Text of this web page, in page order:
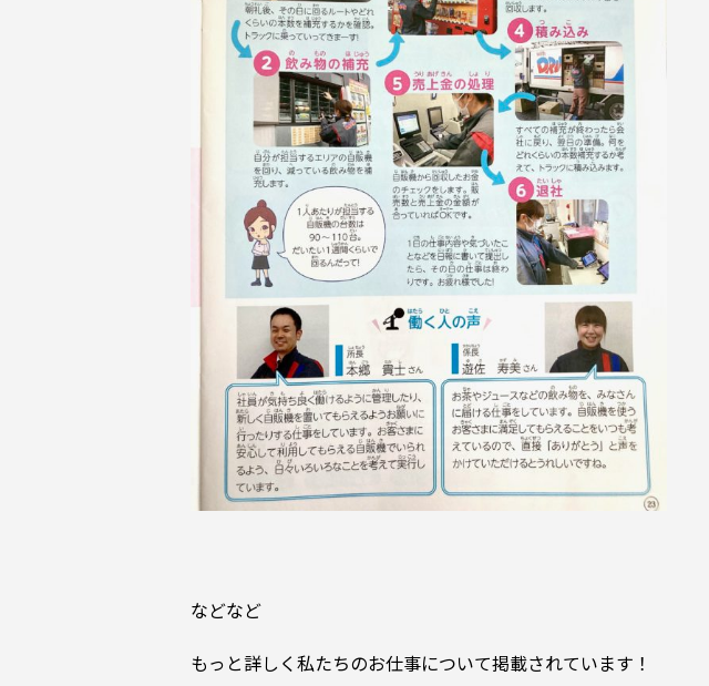
などなど
もっと詳しく私たちのお仕事について掲載されています！